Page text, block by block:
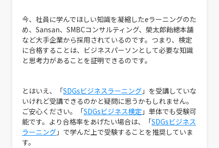
今、社員に学んでほしい知識を凝縮したeラーニングのた
め、Sansan、SMBCコンサルティング、榮太郎飴總本舗
など大手企業から採用されているのです。つまり、検定
に合格することは、ビジネスパーソンとして必要な知識
と思考力があることを証明できるのです。
とはいえ、「SDGsビジネスラーニング 」を受講していな
いけれど受講できるのかと疑問に思うかもしれません。
ご安心ください。「SDGsビジネス検定 」単体でも受験可
能です。より合格率をあげたい場合は、「SDGsビジネス
ラーニング 」で学んだ上で受験することを推奨していま
す。